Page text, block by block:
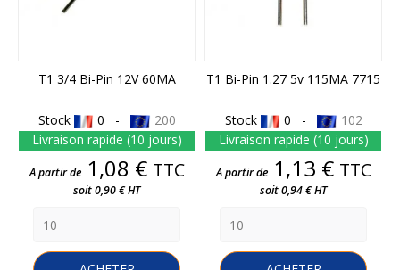
T1 3/4 Bi-Pin 12V 60MA
Stock 0 -
200
Livraison rapide (10 jours)
Prix
A partir de 1,08 € TTC
soit 0,90 € HT
T1 Bi-Pin 1.27 5v 115MA 7715
Stock 0 -
102
Livraison rapide (10 jours)
Prix
A partir de 1,13 € TTC
soit 0,94 € HT